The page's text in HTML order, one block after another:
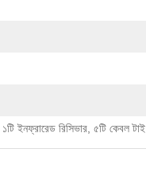
১টি ইনফ্রারেড রিসিভার, ৫টি কেবল টাই